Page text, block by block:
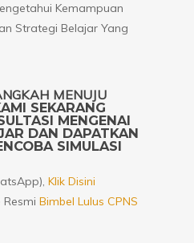
Kemampuan
Strategi Belajar Yang
MENUJU
SEKARANG
MENGENAI
DAN DAPATKAN
SIMULASI
Klik Disini
Resmi Bimbel Lulus CPNS